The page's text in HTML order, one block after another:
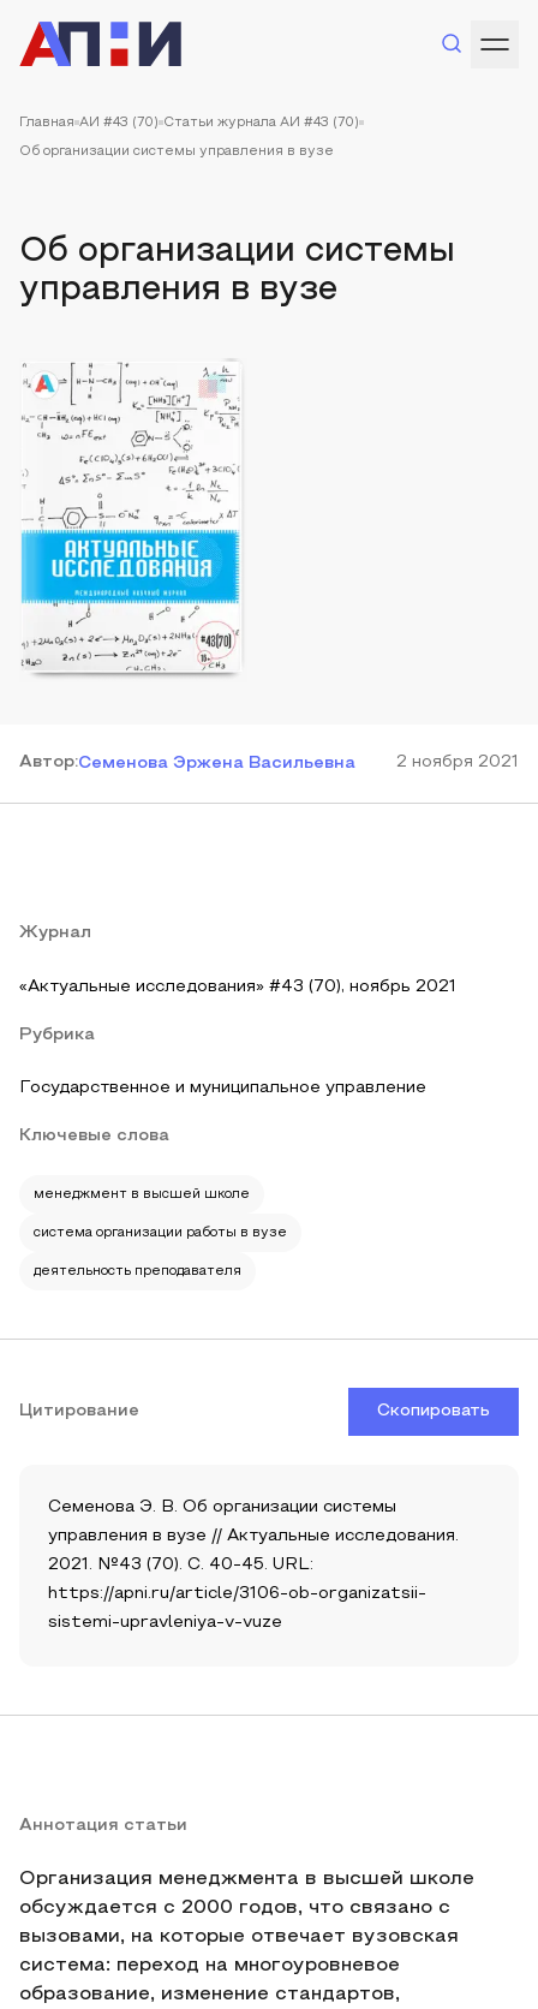
Главная АИ #43 (70) Статьи журнала АИ #43 (70)
Об организации системы управления в вузе
Об организации системы
управления в вузе
Автор:Семенова Эржена Васильевна 2 ноября 2021
Журнал
«Актуальные исследования» #43 (70), ноябрь 2021
Рубрика
Государственное и муниципальное управление
Ключевые слова
менеджмент в высшей школе
система организации работы в вузе
деятельность преподавателя
Цитирование Скопировать
Семенова Э. В. Об организации системы
управления в вузе // Актуальные исследования.
2021. №43 (70). С. 40-45. URL:
https://apni.ru/article/3106-ob-organizatsii-
sistemi-upravleniya-v-vuze
Аннотация статьи
Организация менеджмента в высшей школе
обсуждается с 2000 годов, что связано с
вызовами, на которые отвечает вузовская
система: переход на многоуровневое
образование, изменение стандартов,